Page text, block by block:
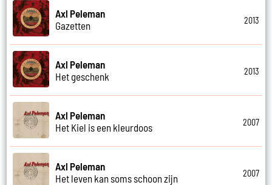
Axl Peleman
Gazetten
2013
Axl Peleman
Het geschenk
2013
Axl Peleman
Het Kiel is een kleurdoos
2007
Axl Peleman
Het leven kan soms schoon zijn
2007